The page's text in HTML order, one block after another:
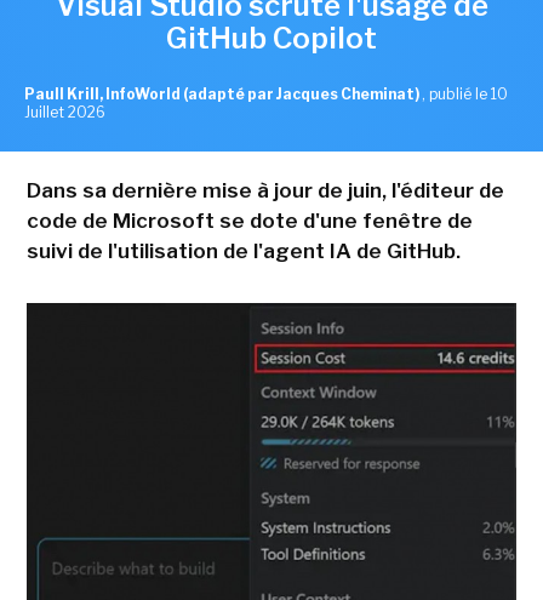
GitHub Copilot
Paull Krill, InfoWorld (adapté par Jacques Cheminat) , publié le 10
Juillet 2026
Dans sa dernière mise à jour de juin, l'éditeur de
code de Microsoft se dote d'une fenêtre de
suivi de l'utilisation de l'agent IA de GitHub.